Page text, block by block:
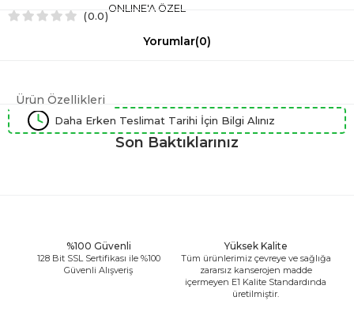
0.0
ONLINE'A ÖZEL
Yorumlar(0)
Ürün Özellikleri
Daha Erken Teslimat Tarihi İçin Bilgi Alınız
Son Baktıklarınız
%100 Güvenli
128 Bit SSL Sertifikası ile %100
Güvenli Alışveriş
Yüksek Kalite
Tüm ürünlerimiz çevreye ve sağlığa
zararsız kanserojen madde
içermeyen E1 Kalite Standardında
üretilmiştir.